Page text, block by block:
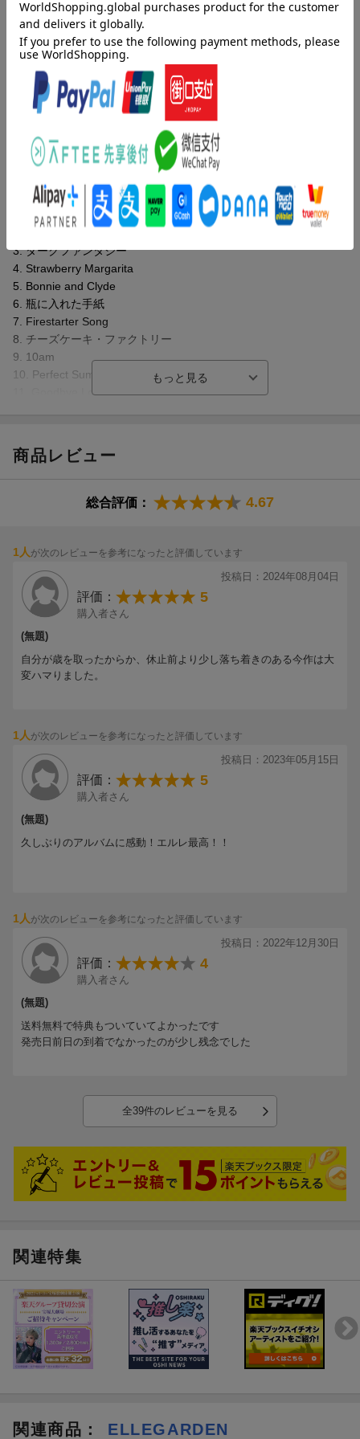
今作の制作拠点はLos Angeles、US最先端ロックサウンドを手掛
けるプロデューサー/エンジニアのZakk CerviniとRobbie Hiserを
招聘し、
iTunes総合トラックチャートで1位を獲得した先行配信曲「Mount
ain Top」、10/31リリース第2弾先行配信曲「Strawberry Margarit
a」を含む、
現在進行形の彼らを提示する待望の新曲、全11曲を収録。
収録曲
曲目タイトル：
1. Mountain Top
3. ダークファンタジー
4. Strawberry Margarita
5. Bonnie and Clyde
6. 瓶に入れた手紙
7. Firestarter Song
8. チーズケーキ・ファクトリー
9. 10am
10. Perfect Summer
11. Goodbye Los Angeles
商品レビュー
総合評価： 4.67
1人が次のレビューを参考になったと評価しています
投稿日：2024年08月04日
評価： 5
購入者さん
(無題)
自分が歳を取ったからか、休止前より少し落ち着きのある今作は大
変ハマりました。
1人が次のレビューを参考になったと評価しています
投稿日：2023年05月15日
評価： 5
購入者さん
(無題)
久しぶりのアルバムに感動！エルレ最高！！
1人が次のレビューを参考になったと評価しています
投稿日：2022年12月30日
評価： 4
購入者さん
(無題)
送料無料で特典もついていてよかったです
発売日前日の到着でなかったのが少し残念でした
全39件のレビューを見る
関連特集
関連商品 ： ELLEGARDEN